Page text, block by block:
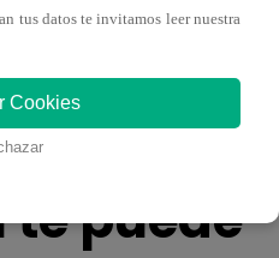
Voz Colombia
puede
tus datos te invitamos leer nuestra
Cookies